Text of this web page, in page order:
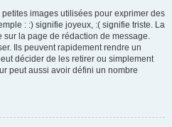
images utilisées pour exprimer des
: :) signifie joyeux, :( signifie triste. La
sur la page de rédaction de message.
Ils peuvent rapidement rendre un
décider de les retirer ou simplement
peut aussi avoir défini un nombre